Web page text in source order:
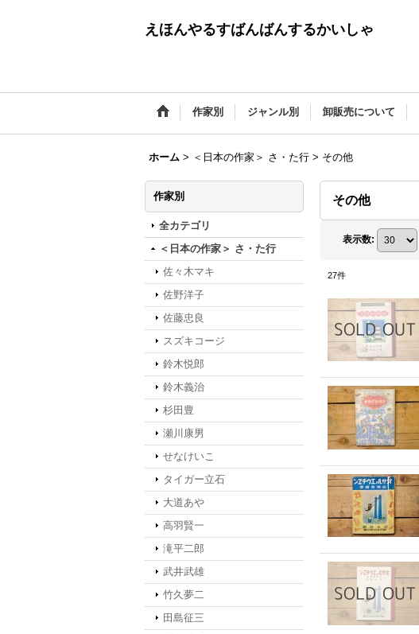
えほんやるすばんばんするかいしゃ
作家別 ジャンル別 卸販売について
ホーム > ＜日本の作家＞ さ・た行 > その他
作家別
全カテゴリ
＜日本の作家＞ さ・た行
佐々木マキ
佐野洋子
佐藤忠良
スズキコージ
鈴木悦郎
鈴木義治
杉田豊
瀬川康男
せなけいこ
タイガー立石
大道あや
高羽賢一
滝平二郎
武井武雄
竹久夢二
田島征三
その他
表示数:
27件